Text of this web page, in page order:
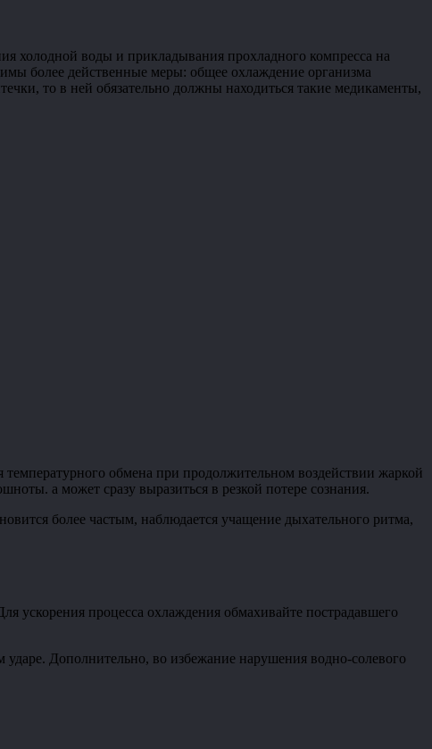
холодной воды и прикладывания прохладного компресса на
более действенные меры: общее охлаждение организма
то в ней обязательно должны находиться такие медикаменты,
обмена при продолжительном воздействии жаркой
а может сразу выразиться в резкой потере сознания.
более частым, наблюдается учащение дыхательного ритма,
ускорения процесса охлаждения обмахивайте пострадавшего
Дополнительно, во избежание нарушения водно-солевого